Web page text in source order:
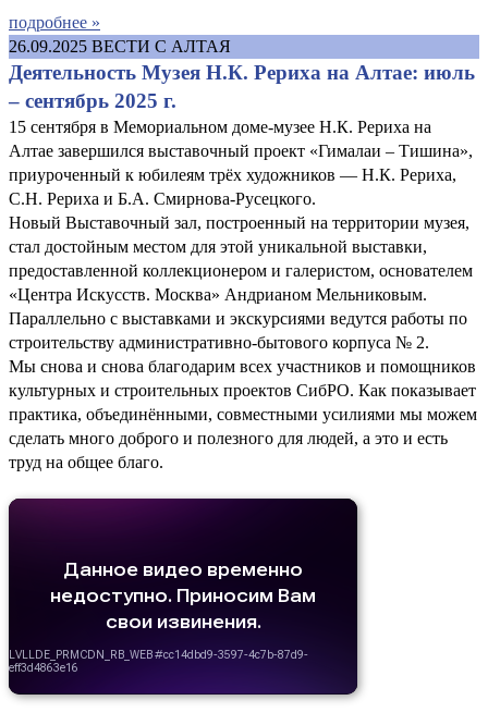
подробнее »
26.09.2025 ВЕСТИ С АЛТАЯ
Деятельность Музея Н.К. Рериха на Алтае: июль
– сентябрь 2025 г.
15 сентября в Мемориальном доме-музее Н.К. Рериха на
Алтае завершился выставочный проект «Гималаи – Тишина»,
приуроченный к юбилеям трёх художников — Н.К. Рериха,
С.Н. Рериха и Б.А. Смирнова-Русецкого.
Новый Выставочный зал, построенный на территории музея,
стал достойным местом для этой уникальной выставки,
предоставленной коллекционером и галеристом, основателем
«Центра Искусств. Москва» Андрианом Мельниковым.
Параллельно с выставками и экскурсиями ведутся работы по
строительству административно-бытового корпуса № 2.
Мы снова и снова благодарим всех участников и помощников
культурных и строительных проектов СибРО. Как показывает
практика, объединёнными, совместными усилиями мы можем
сделать много доброго и полезного для людей, а это и есть
труд на общее благо.